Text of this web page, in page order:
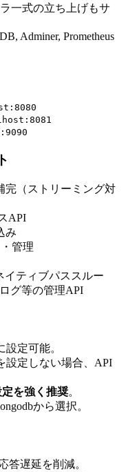
一式の立ち上げもサ
Adminer, Prometheus
完（ストリーミング対
API
み
管理
イティブパススルー
グ等の管理API
設定可能。
設定しない場合、API
を強く推奨。
から選択。
答遅延を削減。